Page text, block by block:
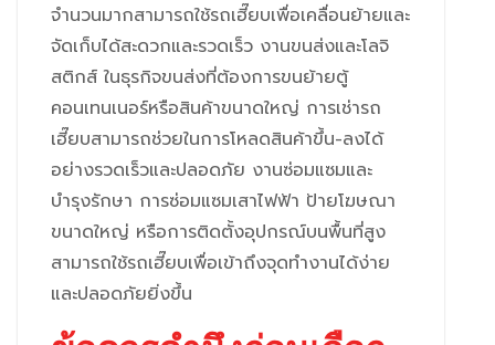
จำนวนมากสามารถใช้รถเฮี๊ยบเพื่อเคลื่อนย้ายและ
จัดเก็บได้สะดวกและรวดเร็ว งานขนส่งและโลจิ
สติกส์ ในธุรกิจขนส่งที่ต้องการขนย้ายตู้
คอนเทนเนอร์หรือสินค้าขนาดใหญ่ การเช่ารถ
เฮี๊ยบสามารถช่วยในการโหลดสินค้าขึ้น-ลงได้
อย่างรวดเร็วและปลอดภัย งานซ่อมแซมและ
บำรุงรักษา การซ่อมแซมเสาไฟฟ้า ป้ายโฆษณา
ขนาดใหญ่ หรือการติดตั้งอุปกรณ์บนพื้นที่สูง
สามารถใช้รถเฮี๊ยบเพื่อเข้าถึงจุดทำงานได้ง่าย
และปลอดภัยยิ่งขึ้น